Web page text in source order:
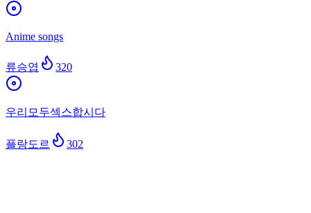
Anime songs
류승엽 320
우리모두섹스합시다
플랑도르 302